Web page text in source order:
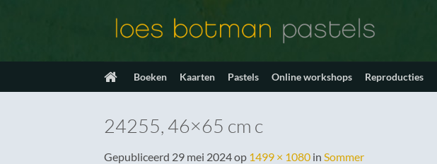
Boeken Kaarten Pastels Online workshops Reproducties
24255, 46×65 cm c
Gepubliceerd 29 mei 2024op 1499 × 1080 in Sommer